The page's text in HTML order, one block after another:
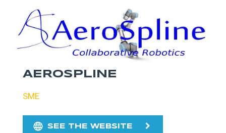
AEROSPLINE
SME
SEE THE WEBSITE